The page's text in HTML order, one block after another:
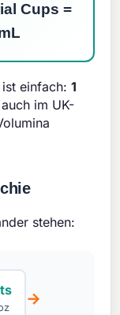
Cups =
ist einfach:1
im UK-
stehen:
→